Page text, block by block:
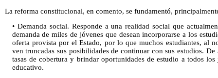
La reforma constitucional, en comento, se fundamentó,
• Demanda social. Responde a una realidad social que
demanda de miles de jóvenes que desean incorporarse a los
oferta provista por el Estado, por lo que muchos estudiantes, al
ven truncadas sus posibilidades de continuar con sus estudios.
tasas de cobertura y brindar oportunidades de estudio a todos
educativo.